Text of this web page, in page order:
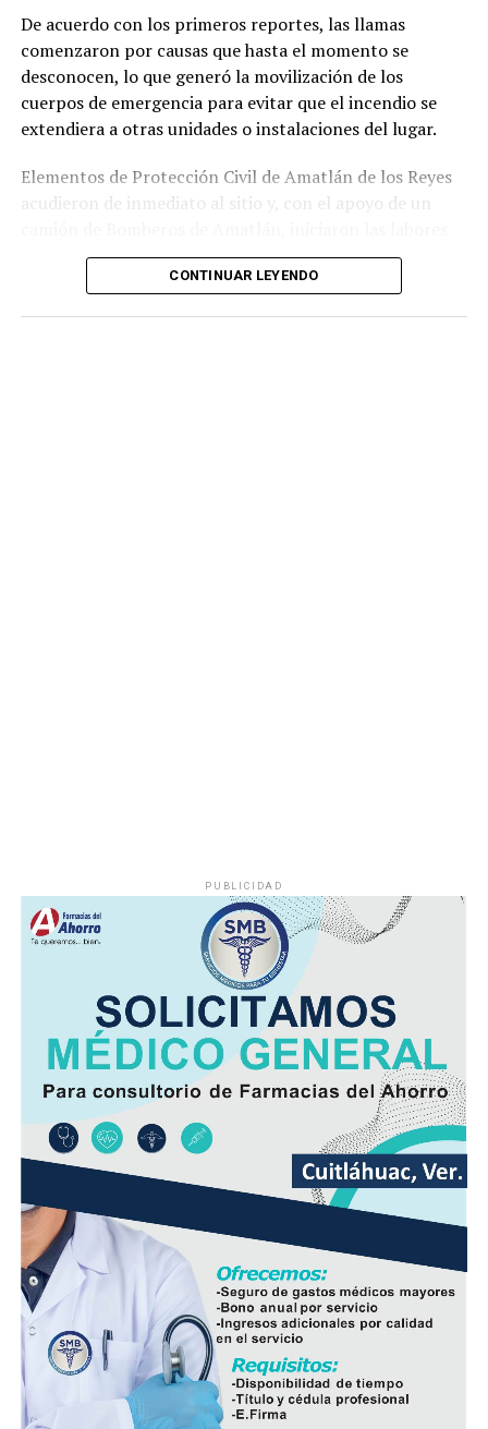
públicos.
De acuerdo con los primeros reportes, las llamas
comenzaron por causas que hasta el momento se
desconocen, lo que generó la movilización de los
cuerpos de emergencia para evitar que el incendio se
extendiera a otras unidades o instalaciones del lugar.
Elementos de Protección Civil de Amatlán de los Reyes
acudieron de inmediato al sitio y, con el apoyo de un
para sofocar el fuego, logrando controlar la emergencia
tras varios minutos de trabajo.
CONTINUAR LEYENDO
PUBLICIDAD